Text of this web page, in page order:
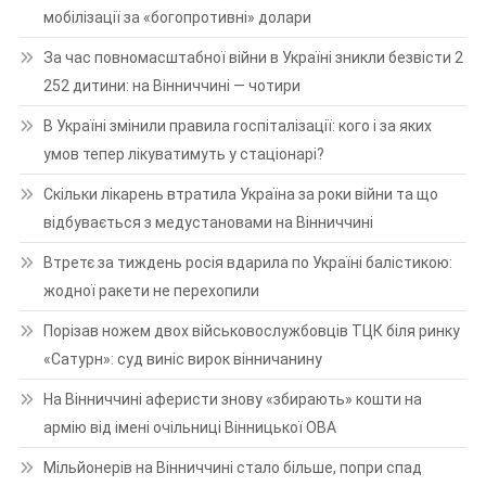
мобілізації за «богопротивні» долари
За час повномасштабної війни в Україні зникли безвісти 2
252 дитини: на Вінниччині — чотири
В Україні змінили правила госпіталізації: кого і за яких
умов тепер лікуватимуть у стаціонарі?
Скільки лікарень втратила Україна за роки війни та що
відбувається з медустановами на Вінниччині
Втретє за тиждень росія вдарила по Україні балістикою:
жодної ракети не перехопили
Порізав ножем двох військовослужбовців ТЦК біля ринку
«Сатурн»: суд виніс вирок вінничанину
На Вінниччині аферисти знову «збирають» кошти на
армію від імені очільниці Вінницької ОВА
Мільйонерів на Вінниччині стало більше, попри спад